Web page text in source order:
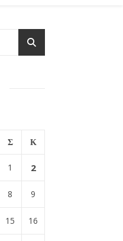
Σ Κ
1 2
8 9
15 16